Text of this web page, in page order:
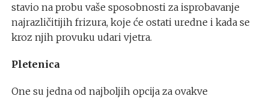
stavio na probu vaše sposobnosti za isprobavanje
najrazličitijih frizura, koje će ostati uredne i kada se
kroz njih provuku udari vjetra.
Pletenica
One su jedna od najboljih opcija za ovakve